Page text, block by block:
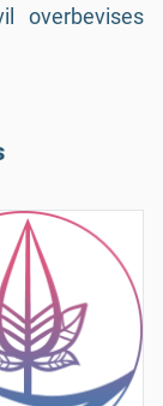
overbevises